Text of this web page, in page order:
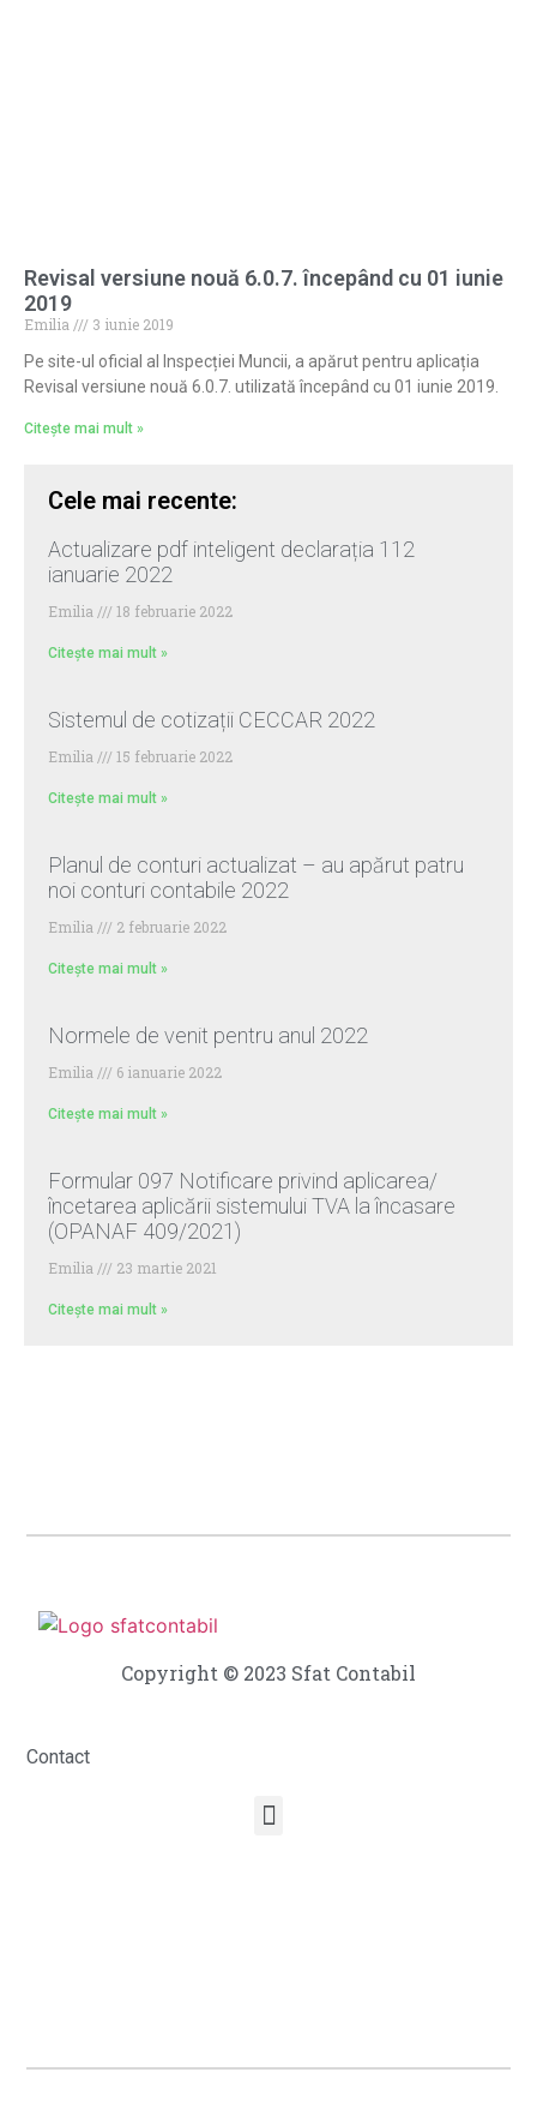
Revisal versiune nouă 6.0.7. începând cu 01 iunie
2019
Emilia
3 iunie 2019
Pe site-ul oficial al Inspecției Muncii, a apărut pentru aplicația
Revisal versiune nouă 6.0.7. utilizată începând cu 01 iunie 2019.
Citește mai mult »
Cele mai recente:
Actualizare pdf inteligent declarația 112
ianuarie 2022
Emilia 18 februarie 2022
Citește mai mult »
Sistemul de cotizații CECCAR 2022
Emilia 15 februarie 2022
Citește mai mult »
Planul de conturi actualizat – au apărut patru
noi conturi contabile 2022
Emilia 2 februarie 2022
Citește mai mult »
Normele de venit pentru anul 2022
Emilia 6 ianuarie 2022
Citește mai mult »
Formular 097 Notificare privind aplicarea/
încetarea aplicării sistemului TVA la încasare
(OPANAF 409/2021)
Emilia 23 martie 2021
Citește mai mult »
Copyright © 2023 Sfat Contabil
Contact